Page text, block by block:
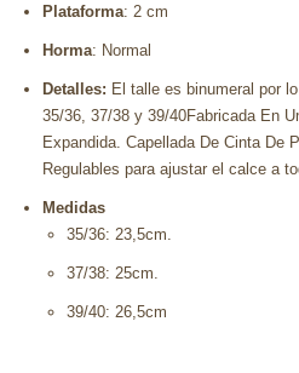
Plataforma: 2 cm
Horma: Normal
Detalles: El talle es binumeral por
35/36, 37/38 y 39/40Fabricada En
Expandida. Capellada De Cinta De
Regulables para ajustar el calce a
Medidas
35/36: 23,5cm.
37/38: 25cm.
39/40: 26,5cm